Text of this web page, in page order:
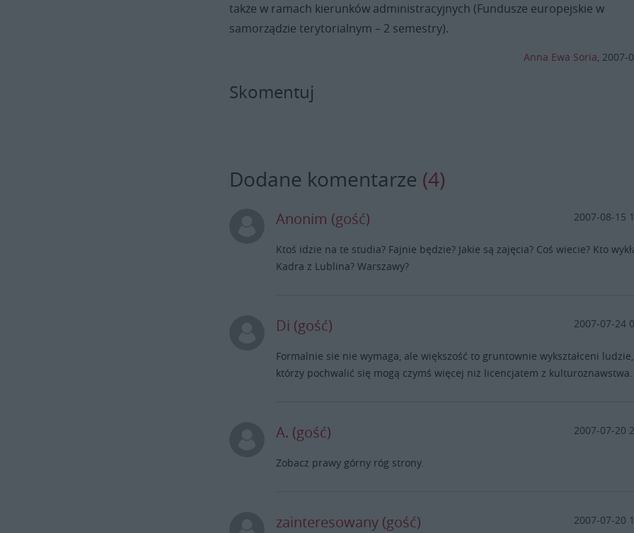
także w ramach kierunków administracyjnych (Fundusze europejskie w
samorządzie terytorialnym – 2 semestry).
Anna Ewa Soria, 2007-
Skomentuj
Dodane komentarze (4)
Anonim (gość) 2007-08-15
Ktoś idzie na te studia? Fajnie będzie? Jakie są zajęcia? Coś wiecie? Kto
Kadra z Lublina? Warszawy?
Di (gość) 2007-07-24
Formalnie sie nie wymaga, ale większość to gruntownie wykształceni ludzie,
którzy pochwalić się mogą czymś więcej niż licencjatem z kulturoznawstwa.
A. (gość) 2007-07-20
Zobacz prawy górny róg strony.
zainteresowany (gość) 2007-07-20